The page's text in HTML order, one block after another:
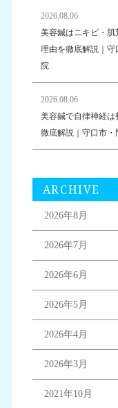
2026.08.06
美容鍼はニキビ・
理由を徹底解説｜
院
2026.08.06
美容鍼で自律神経
徹底解説｜守口市
ARCHIVE
2026年8月
2026年7月
2026年6月
2026年5月
2026年4月
2026年3月
2021年10月